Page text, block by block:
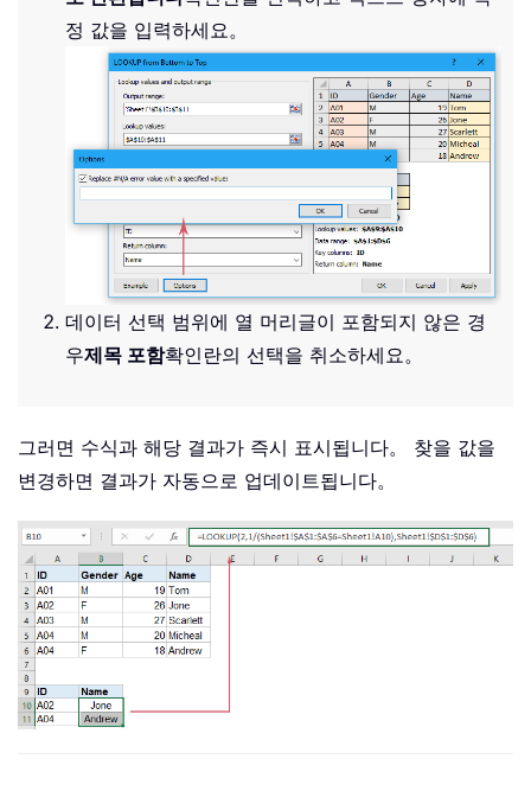
정 값을 입력하세요。
데이터 선택 범위에 열 머리글이 포함되지 않은 경
우제목 포함확인란의 선택을 취소하세요。
그러면 수식과 해당 결과가 즉시 표시됩니다。 찾을 값을
변경하면 결과가 자동으로 업데이트됩니다。